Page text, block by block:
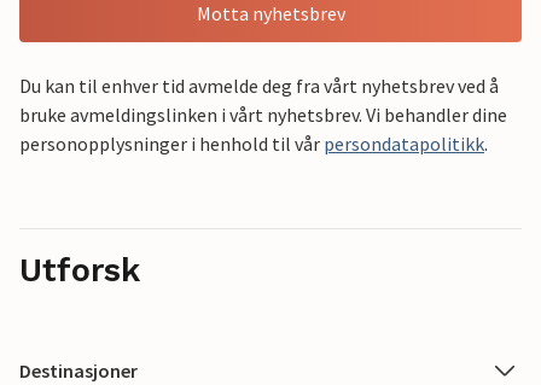
Motta nyhetsbrev
Du kan til enhver tid avmelde deg fra vårt nyhetsbrev ved å
bruke avmeldingslinken i vårt nyhetsbrev. Vi behandler dine
personopplysninger i henhold til vår persondatapolitikk.
Utforsk
Destinasjoner